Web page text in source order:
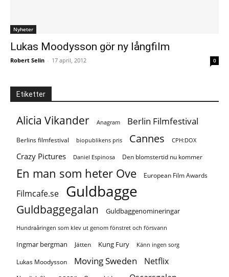
Nyheter
Lukas Moodysson gör ny långfilm
Robert Selin - 17 april, 2012 0
Etiketter
Alicia Vikander Anagram Berlin Filmfestival
Berlins filmfestival biopublikens pris Cannes CPH:DOX
Crazy Pictures Daniel Espinosa Den blomstertid nu kommer
En man som heter Ove European Film Awards
Filmcafe.se Guldbagge
Guldbaggegalan Guldbaggenomineringar
Hundraåringen som klev ut genom fönstret och försvann
Ingmar bergman Jätten Kung Fury Känn ingen sorg
Lukas Moodysson Moving Sweden Netflix